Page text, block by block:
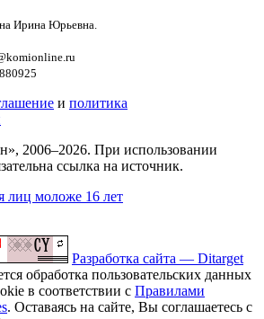
Ирина Юрьевна.
и политика
2006–2026. При использовании
ссылка на источник.
лиц моложе 16 лет
Разработка сайта — Ditarget
обработка пользовательских данных
в соответствии с Правилами
. Оставаясь на сайте, Вы соглашаетесь с